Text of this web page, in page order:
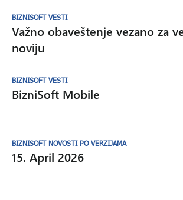
BIZNISOFT VESTI
Važno obaveštenje vezano za
noviju
BIZNISOFT VESTI
BizniSoft Mobile
BIZNISOFT NOVOSTI PO VERZIJAMA
15. April 2026